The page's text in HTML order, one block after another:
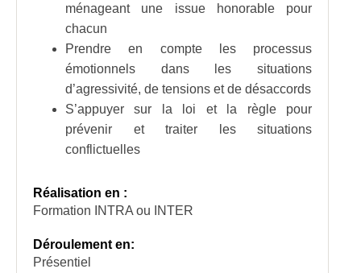
ménageant une issue honorable pour
chacun
Prendre en compte les processus
émotionnels dans les situations
d’agressivité, de tensions et de désaccords
S’appuyer sur la loi et la règle pour
prévenir et traiter les situations
conflictuelles
Réalisation en :
Formation INTRA ou INTER
Déroulement en:
Présentiel